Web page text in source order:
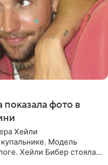
фото в
Хейли
Модель
Хейли Бибер стояла